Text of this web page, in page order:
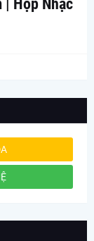
| Hộp Nhạc